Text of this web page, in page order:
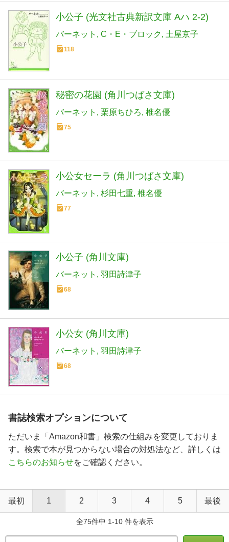
小公子 (光文社古典新訳文庫 Aハ 2-2)
バーネット C・E・ブロック 土屋京子
118
秘密の花園 (角川つばさ文庫)
バーネット 栗原ちひろ 椎名優
75
小公女セーラ (角川つばさ文庫)
バーネット 杉田七重 椎名優
77
小公子 (角川文庫)
バーネット 羽田詩津子
68
小公女 (角川文庫)
バーネット 羽田詩津子
68
書誌検索オプションについて
ただいま「Amazon和書」検索の仕組みを変更しておりま
す。検索で本が見つからない場合の対処法など、詳しくは
こちらのお知らせをご確認ください。
最初 1 2 3 4 5 最後
全75件中 1-10 件を表示